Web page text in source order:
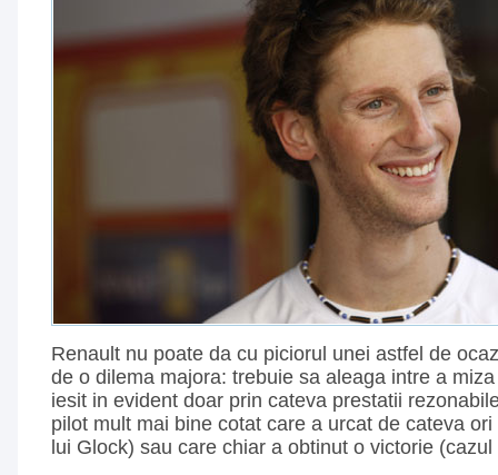
Renault nu poate da cu piciorul unei astfel de
de o dilema majora: trebuie sa aleaga intre a
iesit in evident doar prin cateva prestatii
pilot mult mai bine cotat care a urcat de cateva
lui Glock) sau care chiar a obtinut o victorie